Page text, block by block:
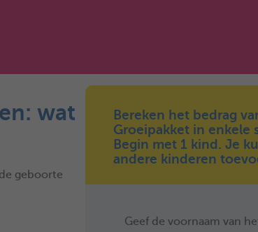
wat
geboorte
Bereken het bedrag
Groeipakket in enkele
Begin met 1 kind. Je
andere kinderen
Geef de voornaam van